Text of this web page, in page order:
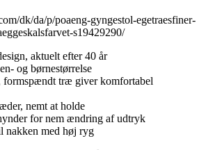
dk/da/p/poaeng-gyngestol-egetraesfiner-
s19429290/
aktuelt efter 40 år
og børnestørrelse
formspændt træ giver komfortabel
nemt at holde
for nem ændring af udtryk
nakken med høj ryg